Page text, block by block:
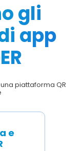
gli
app
piattaforma QR
e